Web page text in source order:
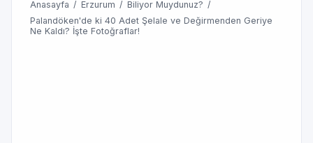
Anasayfa / Erzurum / Biliyor Muydunuz? /
Palandöken'de ki 40 Adet Şelale ve Değirmenden Geriye
Ne Kaldı? İşte Fotoğraflar!